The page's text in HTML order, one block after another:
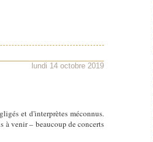
lundi 14 octobre 2019
et d'interprètes méconnus.
à venir – beaucoup de concerts